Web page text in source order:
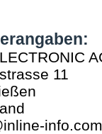
11
info.com